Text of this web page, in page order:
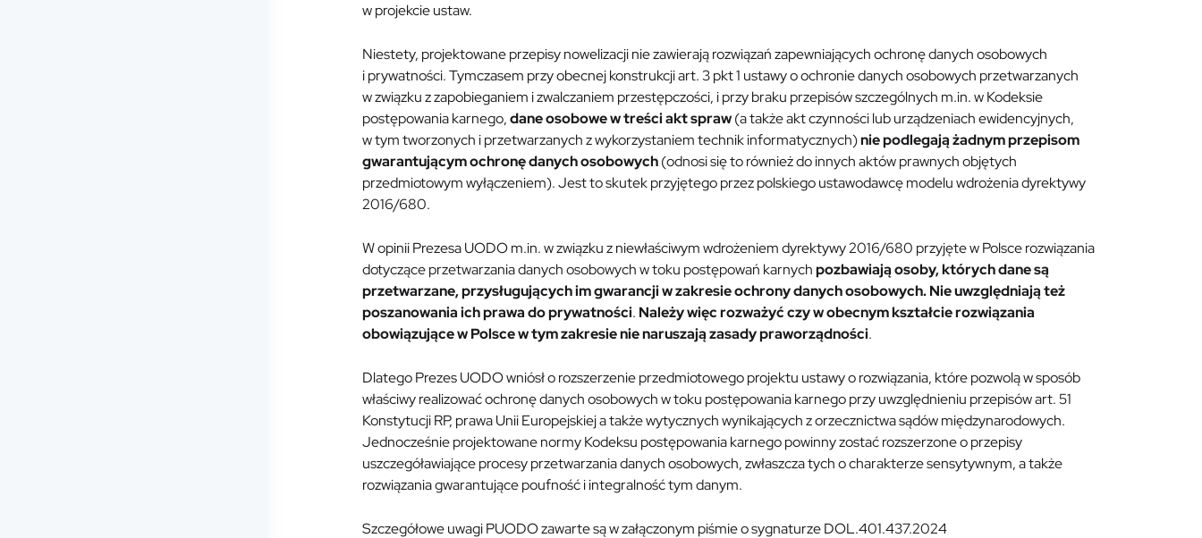
w projekcie ustaw.
Niestety, projektowane przepisy nowelizacji nie zawierają rozwiązań zapewniających ochronę danych osobowych
i prywatności. Tymczasem przy obecnej konstrukcji art. 3 pkt 1 ustawy o ochronie danych osobowych przetwarzanych
w związku z zapobieganiem i zwalczaniem przestępczości, i przy braku przepisów szczególnych m.in. w Kodeksie
postępowania karnego,dane osobowe w treści akt spraw(a także akt czynności lub urządzeniach ewidencyjnych,
w tym tworzonych i przetwarzanych z wykorzystaniem technik informatycznych)nie podlegają żadnym przepisom
gwarantującym ochronę danych osobowych(odnosi się to również do innych aktów prawnych objętych
przedmiotowym wyłączeniem). Jest to skutek przyjętego przez polskiego ustawodawcę modelu wdrożenia dyrektywy
2016/680.
W opinii Prezesa UODO m.in. w związku z niewłaściwym wdrożeniem dyrektywy 2016/680 przyjęte w Polsce rozwiązania
dotyczące przetwarzania danych osobowych w toku postępowań karnychpozbawiają osoby, których dane są
przetwarzane, przysługujących im gwarancji w zakresie ochrony danych osobowych. Nie uwzględniają też
poszanowania ich prawa do prywatności. Należy więc rozważyć czy w obecnym kształcie rozwiązania
obowiązujące w Polsce w tym zakresie nie naruszają zasady praworządności.
Dlatego Prezes UODO wniósł o rozszerzenie przedmiotowego projektu ustawy o rozwiązania, które pozwolą w sposób
właściwy realizować ochronę danych osobowych w toku postępowania karnego przy uwzględnieniu przepisów art. 51
Konstytucji RP, prawa Unii Europejskiej a także wytycznych wynikających z orzecznictwa sądów międzynarodowych.
Jednocześnie projektowane normy Kodeksu postępowania karnego powinny zostać rozszerzone o przepisy
uszczegóławiające procesy przetwarzania danych osobowych, zwłaszcza tych o charakterze sensytywnym, a także
rozwiązania gwarantujące poufność i integralność tym danym.
Szczegółowe uwagi PUODO zawarte są w załączonym piśmie o sygnaturze DOL.401.437.2024